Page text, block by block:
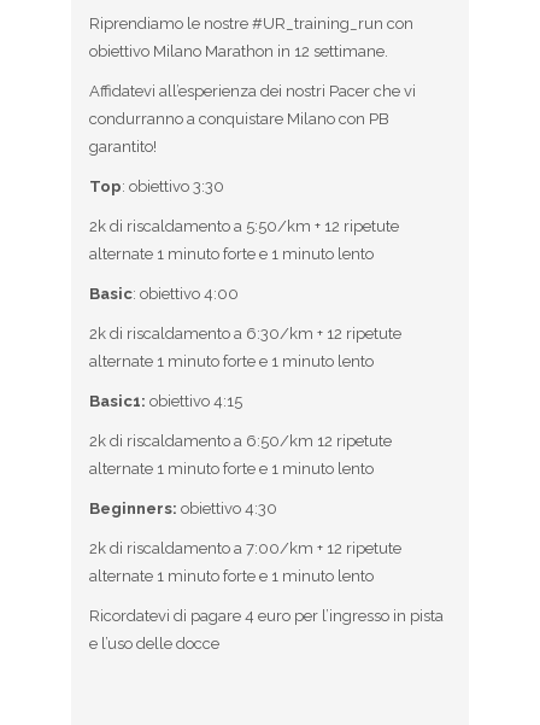
Riprendiamo le nostre #UR_training_run con
obiettivo Milano Marathon in 12 settimane.
Affidatevi all’esperienza dei nostri Pacer che vi
condurranno a conquistare Milano con PB
garantito!
Top: obiettivo 3:30
2k di riscaldamento a 5:50/km + 12 ripetute
alternate 1 minuto forte e 1 minuto lento
Basic: obiettivo 4:00
2k di riscaldamento a 6:30/km + 12 ripetute
alternate 1 minuto forte e 1 minuto lento
Basic1: obiettivo 4:15
2k di riscaldamento a 6:50/km 12 ripetute
alternate 1 minuto forte e 1 minuto lento
Beginners: obiettivo 4:30
2k di riscaldamento a 7:00/km + 12 ripetute
alternate 1 minuto forte e 1 minuto lento
Ricordatevi di pagare 4 euro per l’ingresso in pista
e l’uso delle docce